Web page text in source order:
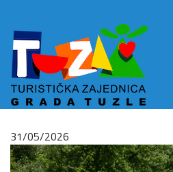
31/05/2026